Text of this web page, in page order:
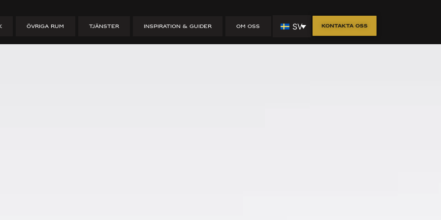
ÖVRIGA RUM TJÄNSTER INSPIRATION & GUIDER OM OSS SV Kontakta oss
i Häcken – Husdrömmar
– HUSDRÖMMAR